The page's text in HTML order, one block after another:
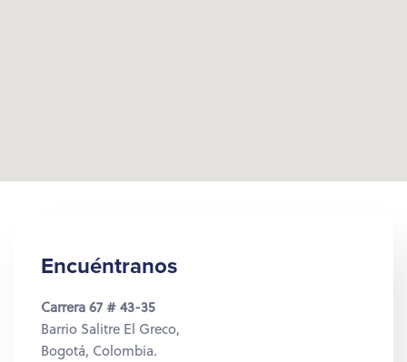
Encuéntranos
Carrera 67 # 43-35
Barrio Salitre El Greco,
Bogotá, Colombia.